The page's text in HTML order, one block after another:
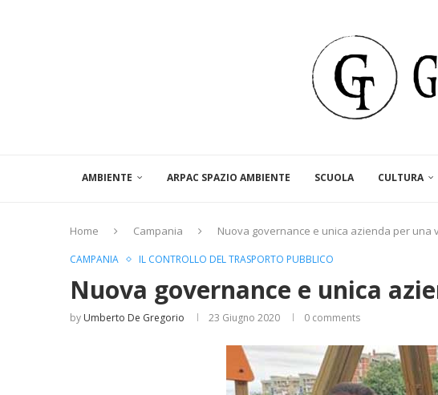
AMBIENTE ARPAC SPAZIO AMBIENTE SCUOLA CULTURA
Home Campania Nuova governance e unica azienda per
CAMPANIA IL CONTROLLO DEL TRASPORTO PUBBLICO
Nuova governance e unica
by Umberto De Gregorio 23 Giugno 2020 0 comments